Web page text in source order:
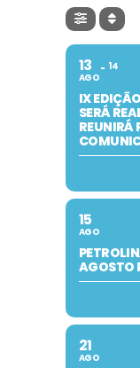
13
AGO
14
IX
SERÁ
REUNIRÁ
15
AGO
AGOSTO
21
AGO